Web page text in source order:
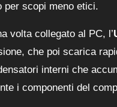
per scopi meno etici.
volta collegato al PC, l’
che poi scarica
interni che
i componenti del